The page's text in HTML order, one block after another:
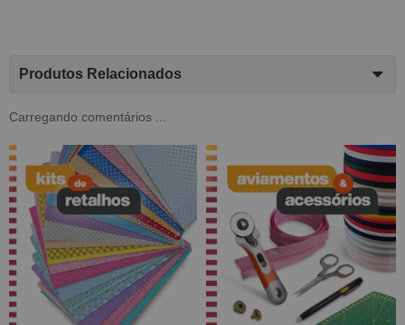
Produtos Relacionados
Carregando comentários ...